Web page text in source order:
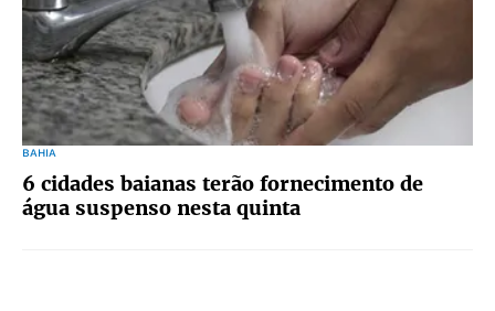
BAHIA
6 cidades baianas terão fornecimento de
água suspenso nesta quinta